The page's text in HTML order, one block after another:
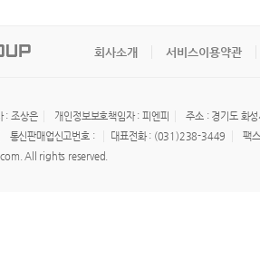
회사소개 서비스이용약관
: 조상은 개인정보보호책임자 : 피엔피
주소 : 경기도 화
통신판매업신고번호 : 대표전화 : (031)238-3449
팩
All rights reserved.